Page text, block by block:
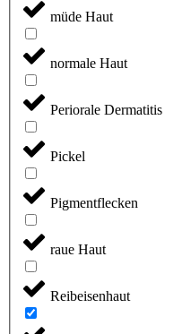
müde Haut
normale Haut
Periorale Dermatitis
Pickel
Pigmentflecken
raue Haut
Reibeisenhaut